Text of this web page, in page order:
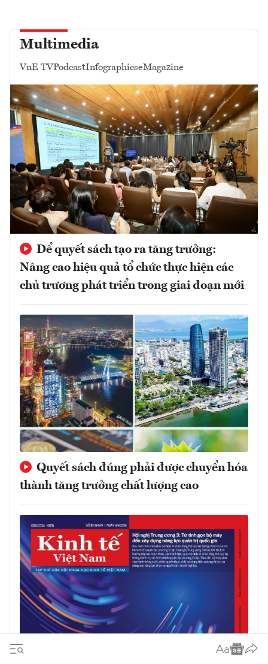
Multimedia
VnE TVPodcastInfographicseMagazine
Để quyết sách tạo ra tăng trưởng:
Nâng cao hiệu quả tổ chức thực hiện các
chủ trương phát triển trong giai đoạn mới
Quyết sách đúng phải được chuyển hóa
thành tăng trưởng chất lượng cao